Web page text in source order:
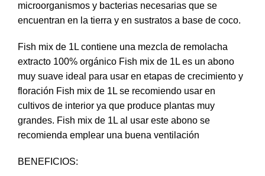
microorganismos y bacterias necesarias que se
encuentran en la tierra y en sustratos a base de coco.
Fish mix de 1L contiene una mezcla de remolacha
extracto 100% orgánico Fish mix de 1L es un abono
muy suave ideal para usar en etapas de crecimiento y
floración Fish mix de 1L se recomiendo usar en
cultivos de interior ya que produce plantas muy
grandes. Fish mix de 1L al usar este abono se
recomienda emplear una buena ventilación
BENEFICIOS: